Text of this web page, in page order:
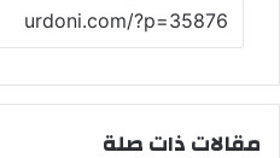
مقالات ذات صلة